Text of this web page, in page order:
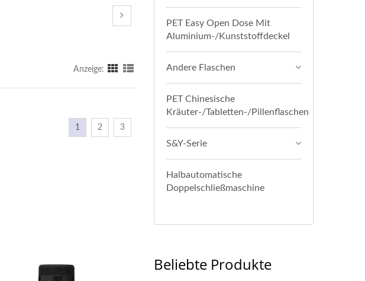
Anzeige:
1 2 3
PET Easy Open Dose Mit
Aluminium-/Kunststoffdeckel
Andere Flaschen
PET Chinesische
Kräuter-/Tabletten-/Pillenflaschen
S&Y-Serie
Halbautomatische
Doppelschließmaschine
Beliebte Produkte